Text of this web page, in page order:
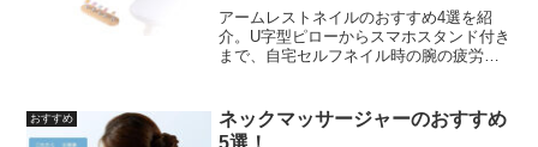
アームレストネイルのおすすめ4選を紹
介。U字型ピローからスマホスタンド付き
まで、自宅セルフネイル時の腕の疲労を
おすすめ
ネックマッサージャーのおすすめ